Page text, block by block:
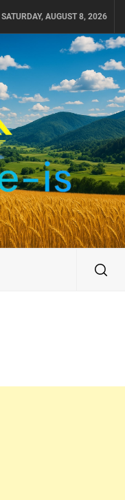
SATURDAY, AUGUST 8, 2026